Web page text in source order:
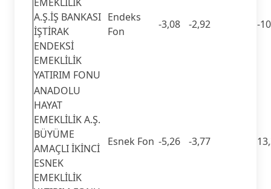
A.Ş.İŞ BANKASI
İŞTİRAK
ENDEKSİ
EMEKLİLİK
YATIRIM FONU
Endeks
Fon
-3,08 -2,92 -
ANADOLU
HAYAT
EMEKLİLİK A.Ş.
BÜYÜME
AMAÇLI İKİNCİ
ESNEK
EMEKLİLİK
Esnek Fon -5,26 -3,77